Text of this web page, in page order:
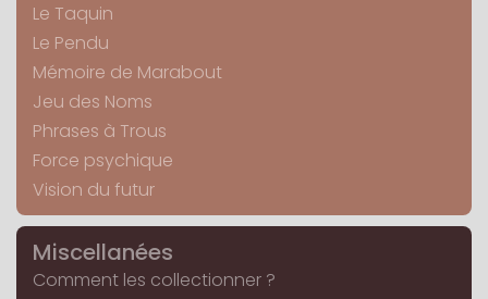
Le Taquin
Le Pendu
Mémoire de Marabout
Jeu des Noms
Phrases à Trous
Force psychique
Vision du futur
Miscellanées
Comment les collectionner ?